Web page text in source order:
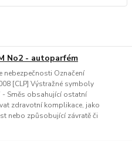
No2 - autoparfém
nebezpečnosti Označení
[CLP] Výstražné symboly
- Směs obsahující ostatní
zdravotní komplikace, jako
nebo způsobující závratě či